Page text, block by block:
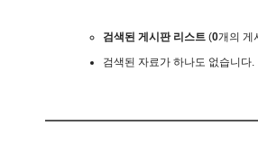
검색된 게시판 리스트 (0개의 게
검색된 자료가 하나도 없습니다.